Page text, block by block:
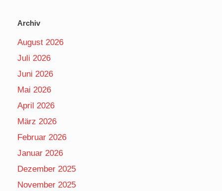
Archiv
August 2026
Juli 2026
Juni 2026
Mai 2026
April 2026
März 2026
Februar 2026
Januar 2026
Dezember 2025
November 2025